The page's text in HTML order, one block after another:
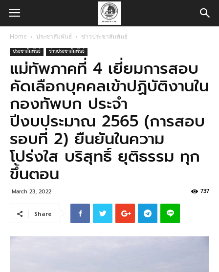
Home ประชาสัมพันธ์ ข่าวประชาสัมพันธ์
ประชาสัมพันธ์ ข่าวประชาสัมพันธ์
แม่ทัพภาคที่ 4 เยี่ยมการสอบ
คัดเลือกบุคคลเข้าปฏิบัติงานใน
กองทัพบก ประจำ
ปีงบประมาณ 2565 (การสอบ
รอบที่ 2) ยืนยันในความ
โปร่งใส บริสุทธิ์ ยุติธรรม ทุก
ขึ้นตอน
March 23, 2022 737
Share